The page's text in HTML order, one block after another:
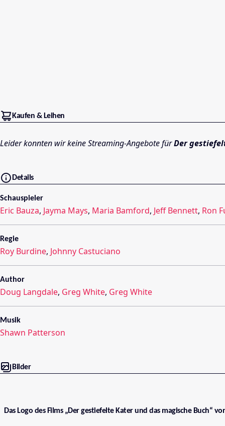
Kaufen & Leihen
Leider konnten wir keine Streaming-Angebote fürDer
Details
Schauspieler
Eric Bauza, Jayma Mays, Maria Bamford, Jeff Bennett, Ron
Regie
Roy Burdine, Johnny Castuciano
Author
Doug Langdale, Greg White, Greg White
Musik
Shawn Patterson
Bilder
Das Logo des Films „Der gestiefelte Kater und das magische Buch“